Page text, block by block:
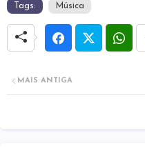
Tags: Música
MAIS ANTIGA